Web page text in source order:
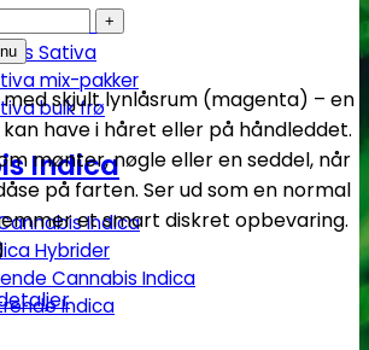
Sativa frø
Sativa
mix-pakker
bulk frø
Indica
Indica
Hybrider
Cannabis Indica
Indica
skjult lynlåsrum (magenta) – en
kan have i håret eller på håndleddet.
mønter, nøgle eller en seddel, når
på farten. Ser ud som en normal
et smart diskret opbevaring.